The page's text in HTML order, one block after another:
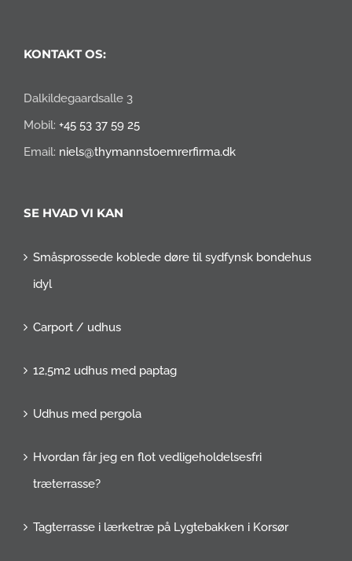
KONTAKT OS:
Dalkildegaardsalle 3
Mobil: +45 53 37 59 25
Email: niels@thymannstoemrerfirma.dk
SE HVAD VI KAN
Småsprossede koblede døre til sydfynsk bondehus
idyl
Carport / udhus
12,5m2 udhus med paptag
Udhus med pergola
Hvordan får jeg en flot vedligeholdelsesfri
træterrasse?
Tagterrasse i lærketræ på Lygtebakken i Korsør